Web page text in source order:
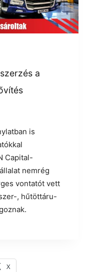
a
is
Capital-
nemrég
vontatót vett
, hűtöttáru-
X